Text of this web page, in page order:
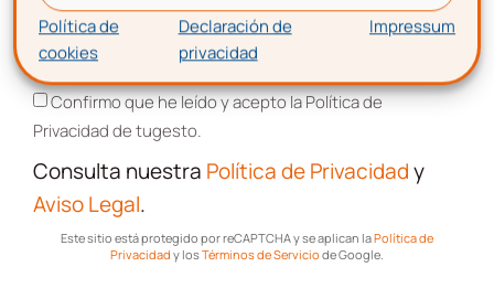
Política de
cookies
Declaración de
privacidad
Impressum
Descarga gratisla plantilla
de cuadrante de trabajo
Aceptación de términos y condiciones
Confirmo que he leído y acepto la Política de
Privacidad de tugesto.
Consulta nuestra Política de Privacidady
Aviso Legal.
Este sitio está protegido por reCAPTCHA y se aplican laPolítica de
Privacidad y losTérminos de Servicio de Google.